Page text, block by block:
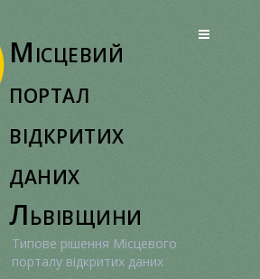
Місцевий
портал
відкритих
даних
Львівщини
Типове рішення Місцевого
порталу відкритих даних